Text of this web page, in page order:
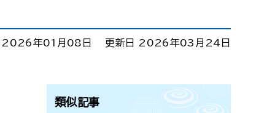
2026年01月08日 更新日 2026年03月24日
類似記事